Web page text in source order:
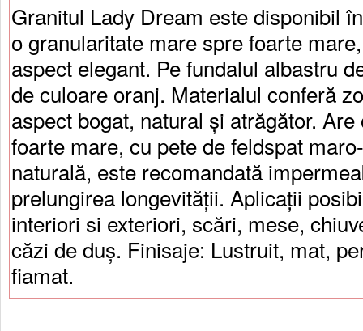
Granitul Lady Dream este disponibil
o granularitate mare spre foarte
aspect elegant. Pe fundalul albastru
de culoare oranj. Materialul conferă
aspect bogat, natural și atrăgător.
foarte mare, cu pete de feldspat
naturală, este recomandată
prelungirea longevității. Aplicații
interiori si exteriori, scări, mese,
căzi de duș. Finisaje: Lustruit, mat,
fiamat.